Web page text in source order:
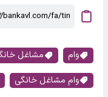
وام مشاغل
وام مشاغل خانگی